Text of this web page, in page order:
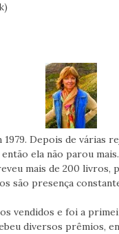
Depois de várias
ela não parou mais.
mais de 200 livros,
são presença
vendidos e foi a
diversos prêmios,